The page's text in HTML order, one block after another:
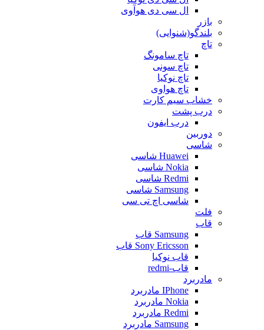
ال سی دی هوآوی
بازر
بلندگو(شنوایی)
تاچ
تاچ سامونگ
تاچ سونی
تاچ نوکیا
تاچ هواوی
خشاب سیم کارت
درب پشت
درب ایفون
دوربین
شاسی
Huawei شاسی
Nokia شاسی
Redmi شاسی
Samsung شاسی
شاسی اچ تی سی
فلت
قاب
Samsung قاب
Sony Ericsson قاب
قاب نوکیا
قاب-redmi
مادربرد
IPhone مادربرد
Nokia مادربرد
Redmi مادربرد
Samsung مادربرد